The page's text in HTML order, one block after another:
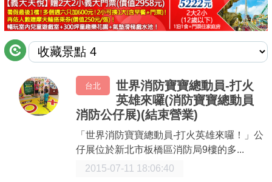
討論區
聯絡我們
APP下載
台北
世界消防寶寶總動員-打火
英雄來囉(消防寶寶總動員
消防公仔展)(結束營業)
「世界消防寶寶總動員-打火英雄來囉！」公
仔展位於新北市板橋區消防局9樓的多...
2015-07-11 18:06:40